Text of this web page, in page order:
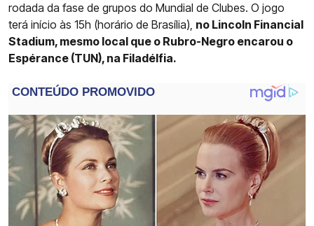
rodada da fase de grupos do Mundial de Clubes. O jogo
terá início às 15h (horário de Brasília), no Lincoln Financial
Stadium, mesmo local que o Rubro-Negro encarou o
Espérance (TUN), na Filadélfia.